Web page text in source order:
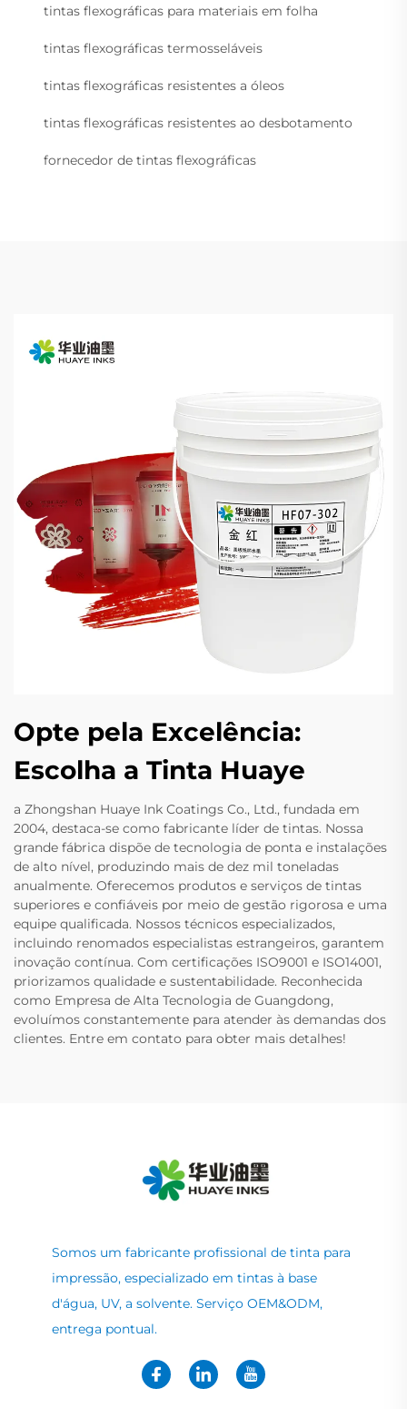
tintas flexográficas para materiais em folha
tintas flexográficas termosseláveis
tintas flexográficas resistentes a óleos
tintas flexográficas resistentes ao desbotamento
fornecedor de tintas flexográficas
Opte pela Excelência:
Escolha a Tinta Huaye
a Zhongshan Huaye Ink Coatings Co., Ltd., fundada em
2004, destaca-se como fabricante líder de tintas. Nossa
grande fábrica dispõe de tecnologia de ponta e instalações
de alto nível, produzindo mais de dez mil toneladas
anualmente. Oferecemos produtos e serviços de tintas
superiores e confiáveis por meio de gestão rigorosa e uma
equipe qualificada. Nossos técnicos especializados,
incluindo renomados especialistas estrangeiros, garantem
inovação contínua. Com certificações ISO9001 e ISO14001,
priorizamos qualidade e sustentabilidade. Reconhecida
como Empresa de Alta Tecnologia de Guangdong,
evoluímos constantemente para atender às demandas dos
clientes. Entre em contato para obter mais detalhes!
Somos um fabricante profissional de tinta para
impressão, especializado em tintas à base
d'água, UV, a solvente. Serviço OEM&ODM,
entrega pontual.